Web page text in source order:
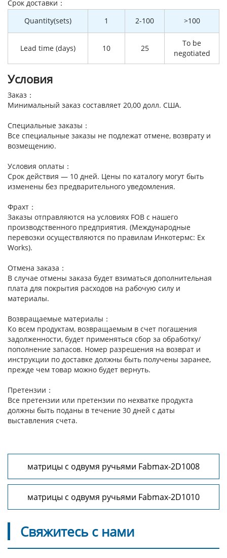
Cрок доставки：
Quantity(sets)
1 2-100 >100
Lead time (days) 10 25
To be
negotiated
Условия
Заказ：
Минимальный заказ составляет 20,00 долл. США.
Специальные заказы：
Все специальные заказы не подлежат отмене, возврату и
возмещению.
Условия оплаты：
Срок действия — 10 дней. Цены по каталогу могут быть
изменены без предварительного уведомления.
Фрахт：
Заказы отправляются на условиях FOB с нашего
производственного предприятия. (Международные
перевозки осуществляются по правилам Инкотермс: Ex
Works).
Отмена заказа：
В случае отмены заказа будет взиматься дополнительная
плата для покрытия расходов на рабочую силу и
материалы.
Возвращаемые материалы：
Ко всем продуктам, возвращаемым в счет погашения
задолженности, будет применяться сбор за обработку/
пополнение запасов. Номер разрешения на возврат и
инструкции по доставке должны быть получены заранее,
прежде чем товар можно будет вернуть.
Претензии：
Все претензии или претензии по нехватке продукта
должны быть поданы в течение 30 дней с даты
выставления счета.
матрицы с одвумя ручьями Fabmax-2D1008
матрицы с одвумя ручьями Fabmax-2D1010
Свяжитесь с нами